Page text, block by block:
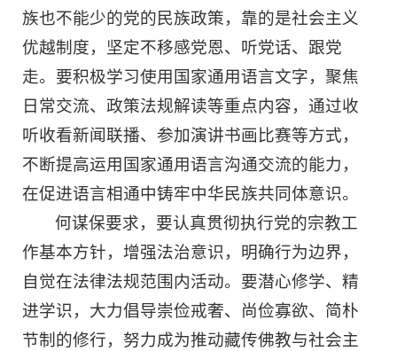
族也不能少的党的民族政策，靠的是社会主义
优越制度，坚定不移感党恩、听党话、跟党
走。要积极学习使用国家通用语言文字，聚焦
日常交流、政策法规解读等重点内容，通过收
听收看新闻联播、参加演讲书画比赛等方式，
不断提高运用国家通用语言沟通交流的能力，
在促进语言相通中铸牢中华民族共同体意识。
何谋保要求，要认真贯彻执行党的宗教工
作基本方针，增强法治意识，明确行为边界，
自觉在法律法规范围内活动。要潜心修学、精
进学识，大力倡导崇俭戒奢、尚俭寡欲、简朴
节制的修行，努力成为推动藏传佛教与社会主